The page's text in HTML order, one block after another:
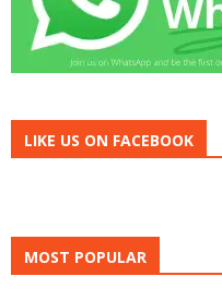
LIKE US ON FACEBOOK
MOST POPULAR